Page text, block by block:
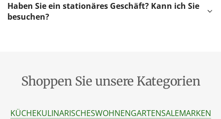
Haben Sie ein stationäres Geschäft? Kann ich Sie
besuchen?
Shoppen Sie unsere Kategorien
KÜCHEKULINARISCHESWOHNENGARTENSALEMARKEN